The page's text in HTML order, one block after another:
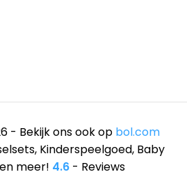
- Bekijk ons ook op bol.com
Kinderspeelgoed, Baby
meer! 4.6- Reviews